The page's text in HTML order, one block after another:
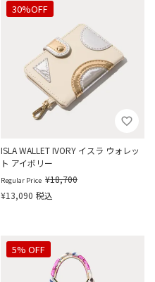
ISLA WALLET IVORY イスラ ウォレッ
ト アイボリー
30%OFF
Regular Price ¥18,700
¥13,090 税込
5% OFF